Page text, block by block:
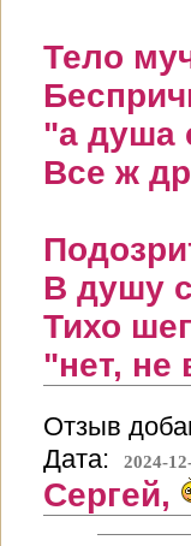
Тело
"а душа
Все ж
В душу
Тихо
"нет, не
Отзыв
Дата:
2024-
Сергей,